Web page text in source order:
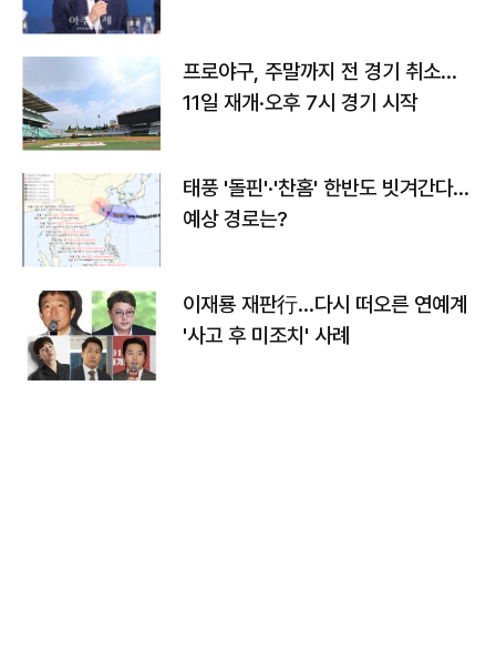
프로야구, 주말까지 전 경기 취소…
11일 재개·오후 7시 경기 시작
태풍 '돌핀'·'찬홈' 한반도 빗겨간다…
예상 경로는?
이재룡 재판行…다시 떠오른 연예계
'사고 후 미조치' 사례